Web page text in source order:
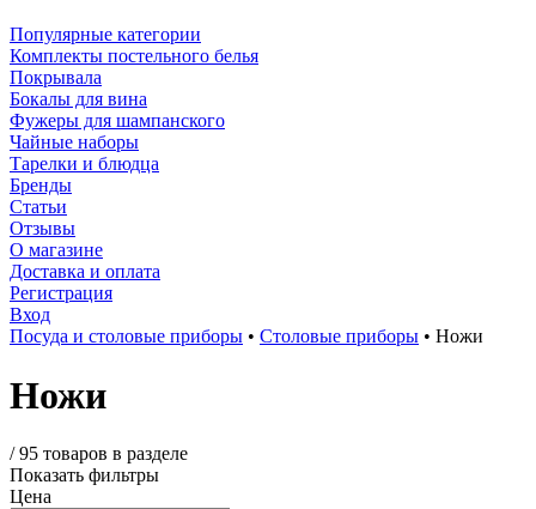
Популярные категории
Комплекты постельного белья
Покрывала
Бокалы для вина
Фужеры для шампанского
Чайные наборы
Тарелки и блюдца
Бренды
Статьи
Отзывы
О магазине
Доставка и оплата
Регистрация
Вход
Посуда и столовые приборы • Столовые приборы • Ножи
Ножи
/95 товаров в разделе
Показать фильтры
Цена